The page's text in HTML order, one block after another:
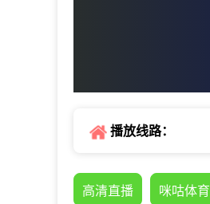
播放线路：
高清直播 咪咕体育